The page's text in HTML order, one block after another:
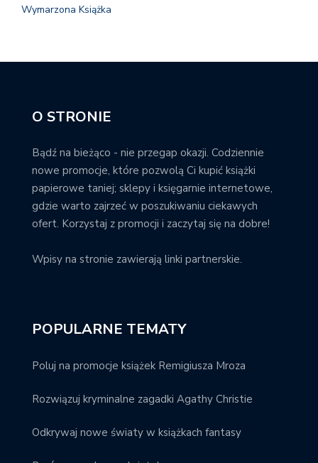
Wymarzona Książka
O STRONIE
Bądź na bieżąco - nie przegap okazji. Codziennie
nowe promocje, które pozwolą Ci kupić książki
papierowe taniej; sklepy i księgarnie internetowe,
gdzie warto zajrzeć w poszukiwaniu ciekawych
ofert. Korzystaj z promocji i zaczytaj się na dobre!
Wpisy na stronie zawierają linki partnerskie.
POPULARNE TEMATY
Poluj na promocje książek Remigiusza Mroza
Rozwiązuj kryminalne zagadki Agathy Christie
Odkrywaj nowe światy w książkach fantasy